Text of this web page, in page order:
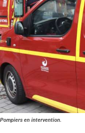
Pompiers en intervention.